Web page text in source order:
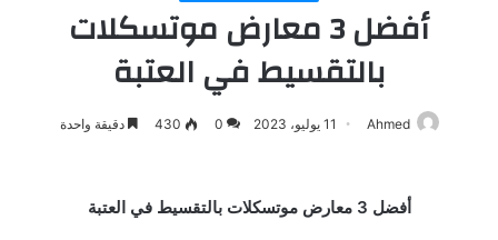
أفضل 3 معارض موتسكلات
بالتقسيط في العتبة
Ahmed 11 يوليو، 2023 0
430 دقيقة واحدة
أفضل 3 معارض موتسكلات بالتقسيط في العتبة